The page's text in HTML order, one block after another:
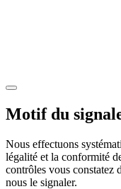
Motif du
Nous effectuons
légalité et la conformité
contrôles vous constatez
nous le signaler.